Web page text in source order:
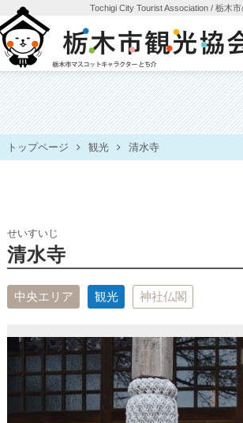
Tochigi City Tourist Association / 栃木
トップページ 観光 清水寺
せいすいじ
清水寺
中央エリア 観光 神社仏閣